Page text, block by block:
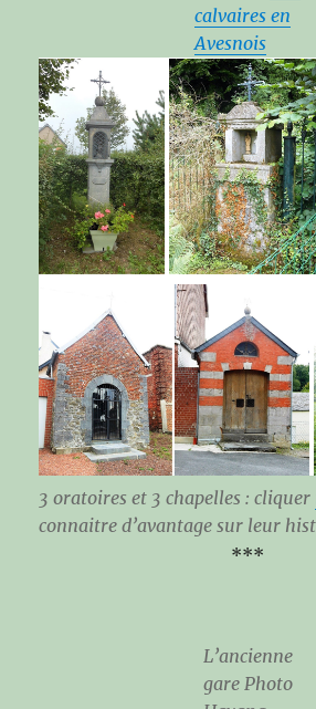
calvaires en
Avesnois
3 oratoires et 3 chapelles : cliquer
connaitre d’avantage sur leur
***
L’ancienne
gare Photo